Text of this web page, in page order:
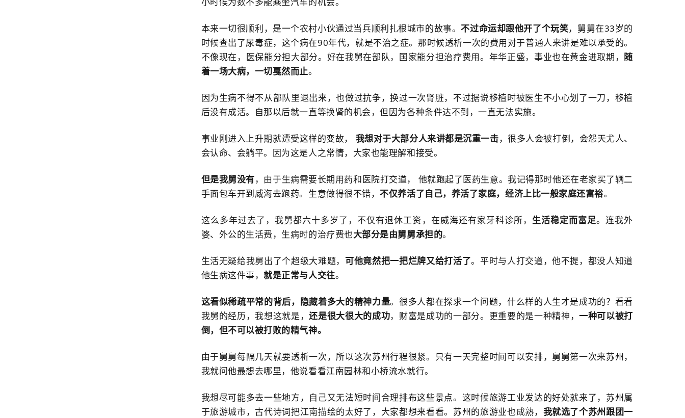
本来一切很顺利，是一个农村小伙通过当兵顺利扎根城市的故事。不过命运却跟他开了个玩笑，舅舅在33岁的
时候查出了尿毒症，这个病在90年代，就是不治之症。那时候透析一次的费用对于普通人来讲是难以承受的。
不像现在，医保能分担大部分。好在我舅在部队，国家能分担治疗费用。年华正盛，事业也在黄金进取期， 随
着一场大病，一切戛然而止。
因为生病不得不从部队里退出来，也做过抗争，换过一次肾脏，不过据说移植时被医生不小心划了一刀，移植
后没有成活。自那以后就一直等换肾的机会，但因为各种条件达不到，一直无法实施。
事业刚进入上升期就遭受这样的变故， 我想对于大部分人来讲都是沉重一击，很多人会被打倒，会怨天尤人、
会认命、会躺平。因为这是人之常情，大家也能理解和接受。
但是我舅没有，由于生病需要长期用药和医院打交道， 他就跑起了医药生意。我记得那时他还在老家买了辆二
手面包车开到威海去跑药。生意做得很不错，不仅养活了自己，养活了家庭，经济上比一般家庭还富裕。
这么多年过去了，我舅都六十多岁了，不仅有退休工资，在威海还有家牙科诊所， 生活稳定而富足。连我外
婆、外公的生活费，生病时的治疗费也大部分是由舅舅承担的。
生活无疑给我舅出了个超级大难题， 可他竟然把一把烂牌又给打活了。平时与人打交道，他不提，都没人知道
他生病这件事，就是正常与人交往。
这看似稀疏平常的背后，隐藏着多大的精神力量。很多人都在探求一个问题，什么样的人生才是成功的？看看
我舅的经历，我想这就是，还是很大很大的成功，财富是成功的一部分。更重要的是一种精神，一种可以被打
倒，但不可以被打败的精气神。
由于舅舅每隔几天就要透析一次，所以这次苏州行程很紧。只有一天完整时间可以安排，舅舅第一次来苏州，
我就问他最想去哪里，他说看看江南园林和小桥流水就行。
我想尽可能多去一些地方，自己又无法短时间合理排布这些景点。这时候旅游工业发达的好处就来了，苏州属
于旅游城市，古代诗词把江南描绘的太好了，大家都想来看看。苏州的旅游业也成熟， 我就选了个苏州跟团一